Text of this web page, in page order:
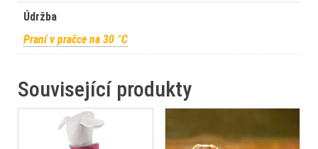
Údržba
Praní v pračce na 30 °C
Související produkty